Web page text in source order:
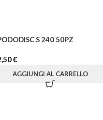
S 240 50PZ
€
AGGIUNGI AL CARRELLO